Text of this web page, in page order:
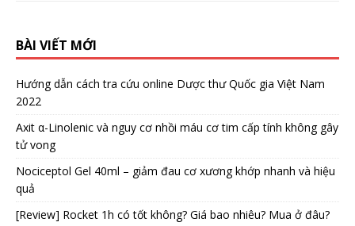
BÀI VIẾT MỚI
Hướng dẫn cách tra cứu online Dược thư Quốc gia Việt Nam
2022
Axit α-Linolenic và nguy cơ nhồi máu cơ tim cấp tính không gây
tử vong
Nociceptol Gel 40ml – giảm đau cơ xương khớp nhanh và hiệu
quả
[Review] Rocket 1h có tốt không? Giá bao nhiêu? Mua ở đâu?